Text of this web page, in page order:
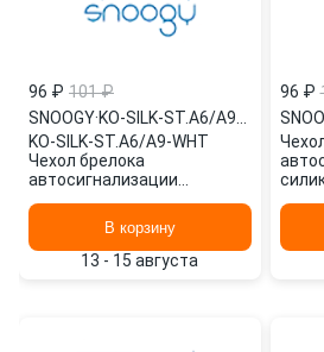
96 ₽ 101 ₽
SNOOGY·
KO-SILK-ST.A6/A9-WHT
Чехол брелока
автосигнализации
A9/A8/A6/A4/24V /белый/
В корзину
13 - 15 августа
96 ₽